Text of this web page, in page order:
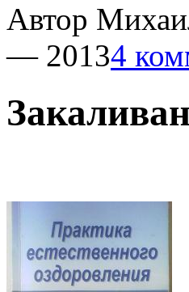
Автор
— 20134